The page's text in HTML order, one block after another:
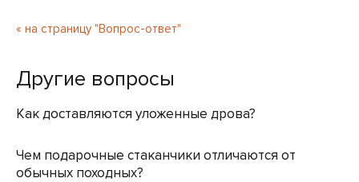
« на страницу "Вопрос-ответ"
Другие вопросы
Как доставляются уложенные дрова?
Чем подарочные стаканчики отличаются от
обычных походных?